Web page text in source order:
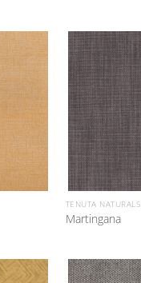
TENUTA NATURALS
Martingana